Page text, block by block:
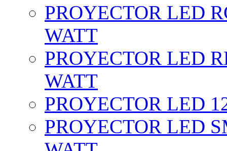
PROYECTOR LED
WATT
PROYECTOR LED
WATT
PROYECTOR LED
PROYECTOR LED